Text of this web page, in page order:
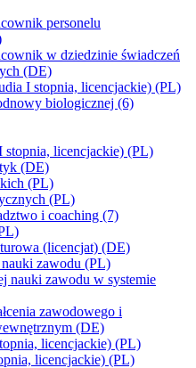
personelu
w dziedzinie świadczeń
(DE)
I stopnia, licencjackie) (PL)
biologicznej (6)
stopnia, licencjackie) (PL)
(DE)
(PL)
(PL)
i coaching (7)
(licencjat) (DE)
zawodu (PL)
nauki zawodu w systemie
zawodowego i
(DE)
licencjackie) (PL)
licencjackie) (PL)